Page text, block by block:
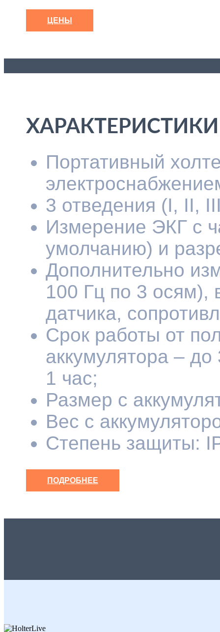
ЦЕНЫ
ХАРАКТЕРИСТИКИ
Портативный
3 отведения (I, II,
Измерение ЭКГ с
умолчанию) и
Дополнительно
100 Гц по 3 осям),
датчика,
Срок работы от
аккумулятора –
1 час;
Размер с
Вес с
Степень защиты:
ПОДРОБНЕЕ